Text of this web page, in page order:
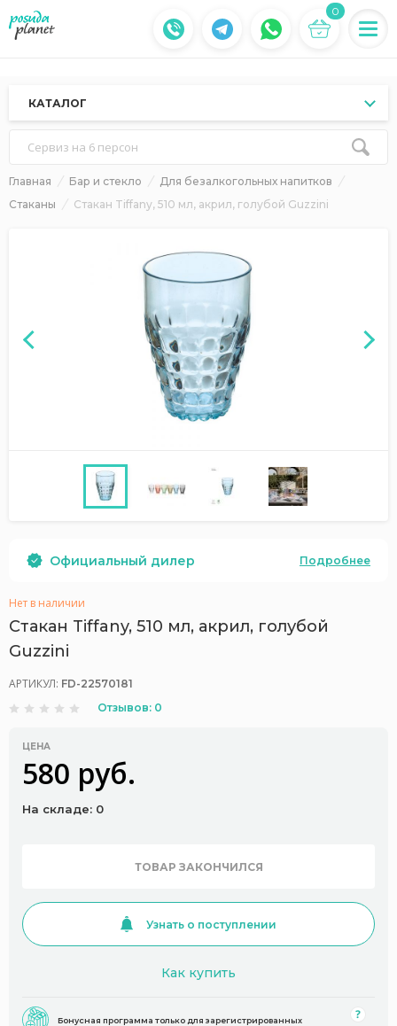
0
КАТАЛОГ
Сервиз на 6 персон
Главная Бар и стекло
Для безалкогольных напитков
Стаканы
Стакан Tiffany, 510 мл, акрил, голубой Guzzini
Официальный дилер Подробнее
Нет в наличии
Стакан Tiffany, 510 мл, акрил, голубой
Guzzini
АРТИКУЛ: FD-22570181
Отзывов: 0
ЦЕНА
580 руб.
На складе: 0
ТОВАР ЗАКОНЧИЛСЯ
Узнать о поступлении
Как купить
Бонусная программа только для зарегистрированных